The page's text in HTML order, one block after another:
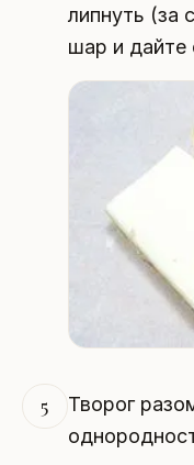
липнуть (за
шар и дайте
5
Творог